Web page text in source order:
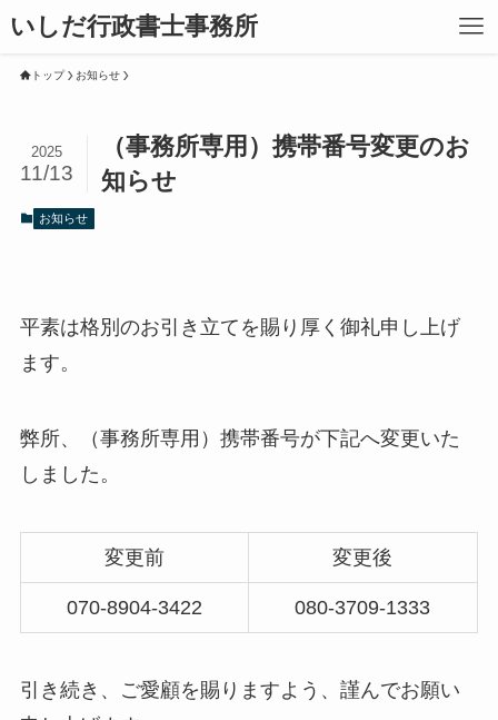
いしだ行政書士事務所
トップ お知らせ
（事務所専用）携帯番号変更のお
知らせ
2025
11/13
お知らせ
平素は格別のお引き立てを賜り厚く御礼申し上げ
ます。
弊所、（事務所専用）携帯番号が下記へ変更いた
しました。
変更前 変更後
070-8904-3422 080-3709-1333
引き続き、ご愛顧を賜りますよう、謹んでお願い